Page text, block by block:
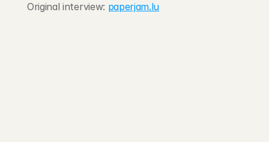
Original interview: paperjam.lu